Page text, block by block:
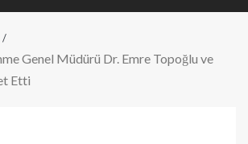
Genel Müdürü Dr. Emre Topoğlu ve
Etti